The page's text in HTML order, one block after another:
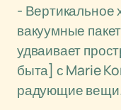
- Вертикальное
вакуумные
удваивает
быта] с Marie
радующие